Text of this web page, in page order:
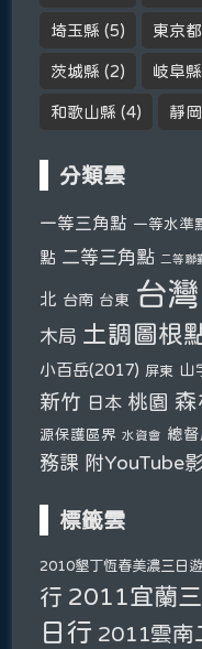
埼玉縣 (5) 東京都
茨城縣 (2) 岐阜縣
和歌山縣 (4) 靜
分類雲
一等三角點 一等水準
點 二等三角點 二等聯
北 台南 台東 台灣
木局 土調圖根
小百岳(2017) 屏東 山
新竹 日本 桃園
源保護區界 水資會 總
務課 附YouTube
標籤雲
2010墾丁恆春美濃三日遊
行 2011宜蘭
日行 2011雲南